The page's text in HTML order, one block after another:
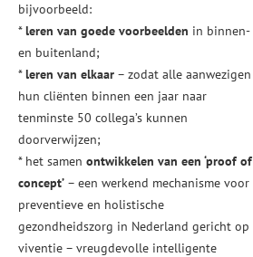
bijvoorbeeld:
*leren van goede voorbeelden in binnen-
en buitenland;
*leren van elkaar – zodat alle aanwezigen
hun cliënten binnen een jaar naar
tenminste 50 collega’s kunnen
doorverwijzen;
* het samen ontwikkelen van een ‘proof of
concept’ – een werkend mechanisme voor
preventieve en holistische
gezondheidszorg in Nederland gericht op
viventie – vreugdevolle intelligente